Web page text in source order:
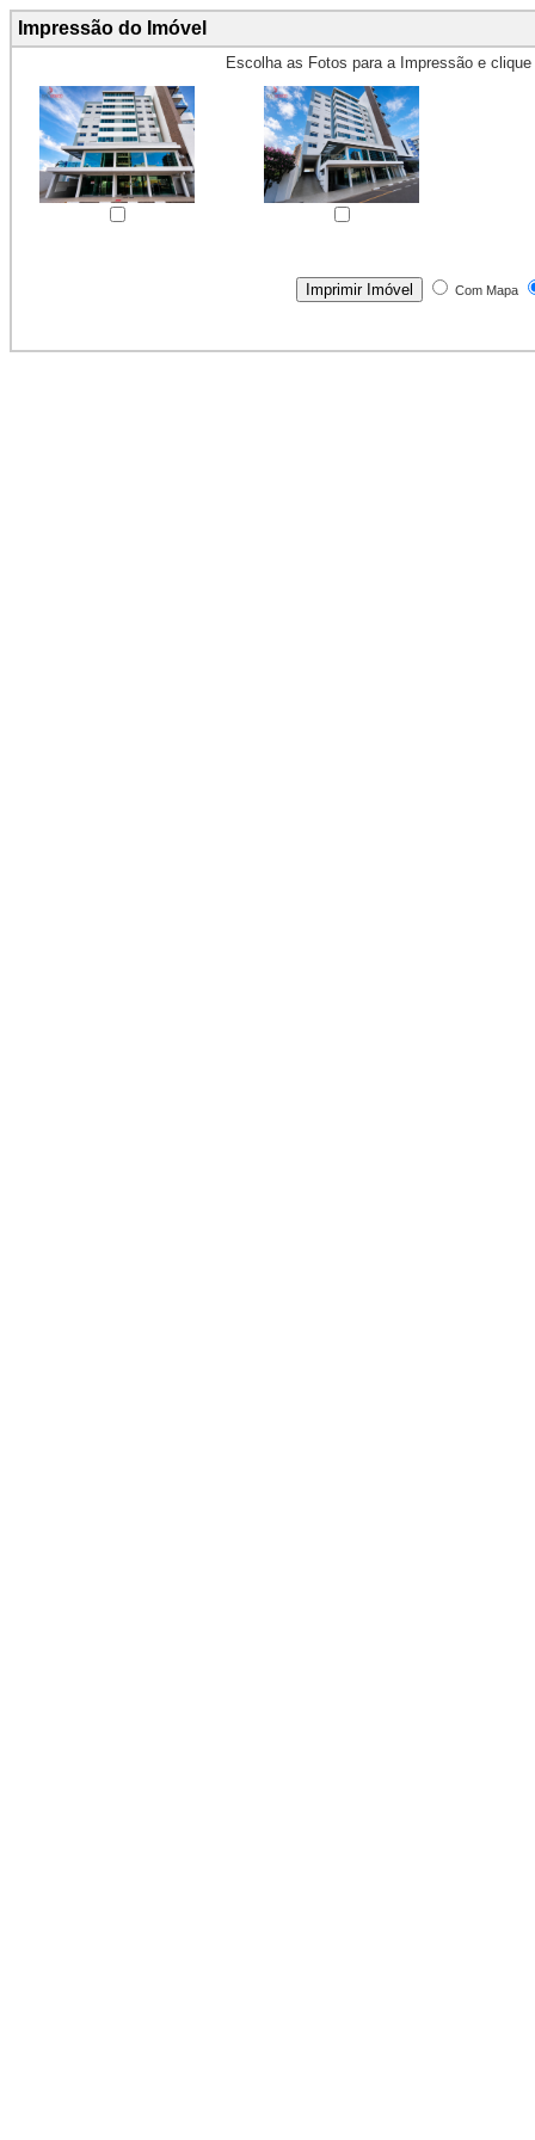
Impressão do Imóvel
Escolha as Fotos para a Impressão e clique
Com Mapa